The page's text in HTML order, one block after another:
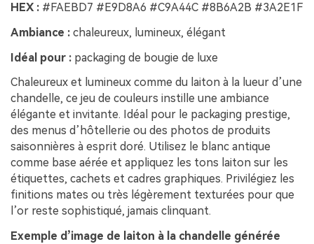
HEX : #FAEBD7 #E9D8A6 #C9A44C #8B6A2B #3A2E1F
Ambiance : chaleureux, lumineux, élégant
Idéal pour : packaging de bougie de luxe
Chaleureux et lumineux comme du laiton à la lueur d’une
chandelle, ce jeu de couleurs instille une ambiance
élégante et invitante. Idéal pour le packaging prestige,
des menus d’hôtellerie ou des photos de produits
saisonnières à esprit doré. Utilisez le blanc antique
comme base aérée et appliquez les tons laiton sur les
étiquettes, cachets et cadres graphiques. Privilégiez les
finitions mates ou très légèrement texturées pour que
l’or reste sophistiqué, jamais clinquant.
Exemple d’image de laiton à la chandelle générée